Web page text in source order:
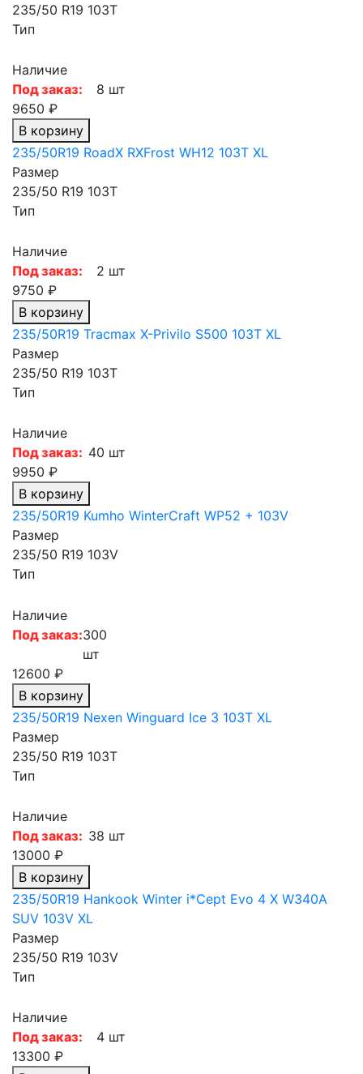
235/50 R19 103T
Тип
Наличие
Под заказ:
8 шт
9650 ₽
В корзину
235/50R19 RoadX RXFrost WH12 103T XL
Размер
235/50 R19 103T
Тип
Наличие
Под заказ:
2 шт
9750 ₽
В корзину
235/50R19 Tracmax X-Privilo S500 103T XL
Размер
235/50 R19 103T
Тип
Наличие
Под заказ: 40 шт
9950 ₽
В корзину
235/50R19 Kumho WinterCraft WP52 + 103V
Размер
235/50 R19 103V
Тип
Наличие
Под заказ:300
шт
12600 ₽
В корзину
235/50R19 Nexen Winguard Ice 3 103T XL
Размер
235/50 R19 103T
Тип
Наличие
Под заказ: 38 шт
13000 ₽
В корзину
235/50R19 Hankook Winter i*Cept Evo 4 X W340A
SUV 103V XL
Размер
235/50 R19 103V
Тип
Наличие
Под заказ:
4 шт
13300 ₽